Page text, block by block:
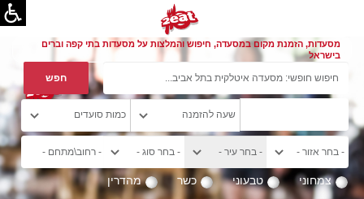
מסעדות, הזמנת מקום במסעדה, חיפוש והמלצות על מסעדות בתי קפה וברים
בישראל
צמחוני טבעוני כשר מהדרין